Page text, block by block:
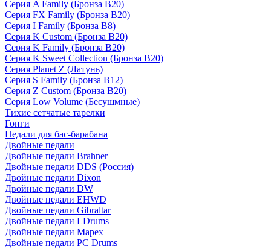
Серия A Family (Бронза B20)
Серия FX Family (Бронза B20)
Серия I Family (Бронза B8)
Серия K Custom (Бронза B20)
Серия K Family (Бронза B20)
Серия K Sweet Collection (Бронза B20)
Серия Planet Z (Латунь)
Серия S Family (Бронза B12)
Серия Z Custom (Бронза B20)
Серия Low Volume (Бесушмные)
Тихие сетчатые тарелки
Гонги
Педали для бас-барабана
Двойные педали
Двойные педали Brahner
Двойные педали DDS (Россия)
Двойные педали Dixon
Двойные педали DW
Двойные педали EHWD
Двойные педали Gibraltar
Двойные педали LDrums
Двойные педали Mapex
Двойные педали PC Drums